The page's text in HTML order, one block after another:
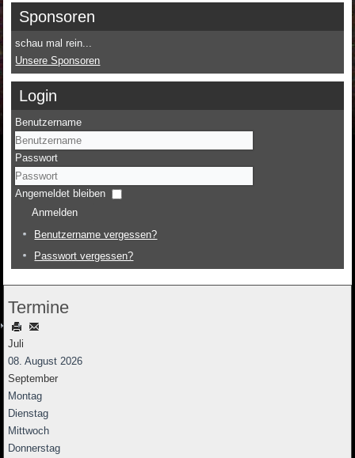
Sponsoren
schau mal rein...
Unsere Sponsoren
Login
Benutzername
Passwort
Angemeldet bleiben
Anmelden
Benutzername vergessen?
Passwort vergessen?
Termine
Juli
08. August 2026
September
Montag
Dienstag
Mittwoch
Donnerstag